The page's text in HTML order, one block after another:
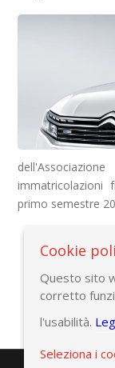
immatricolazioni
primo semestre
Cookie
Questo sito
corretto
l'usabilità.
Seleziona i